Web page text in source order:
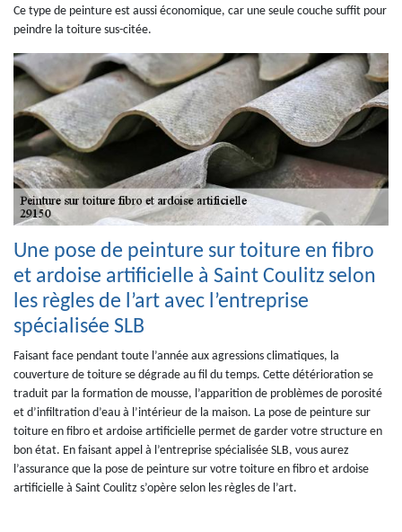
Ce type de peinture est aussi économique, car une seule couche suffit pour
peindre la toiture sus-citée.
Une pose de peinture sur toiture en fibro
et ardoise artificielle à Saint Coulitz selon
les règles de l’art avec l’entreprise
spécialisée SLB
Faisant face pendant toute l’année aux agressions climatiques, la
couverture de toiture se dégrade au fil du temps. Cette détérioration se
traduit par la formation de mousse, l’apparition de problèmes de porosité
et d’infiltration d’eau à l’intérieur de la maison. La pose de peinture sur
toiture en fibro et ardoise artificielle permet de garder votre structure en
bon état. En faisant appel à l’entreprise spécialisée SLB, vous aurez
l’assurance que la pose de peinture sur votre toiture en fibro et ardoise
artificielle à Saint Coulitz s’opère selon les règles de l’art.